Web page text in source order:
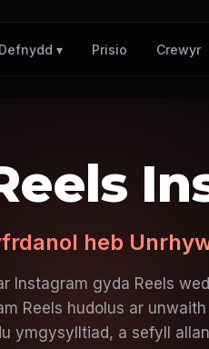
▾ Prisio Crewyr
heb
Instagram gyda Reels
Reels hudolus ar
ymgysylltiad, a sefyll